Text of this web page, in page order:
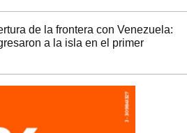
de la frontera con Venezuela:
a la isla en el primer